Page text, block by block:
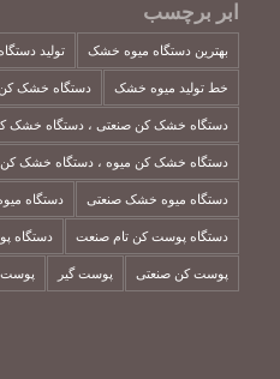
ابر برچسب
بهترین دستگاه میوه خشک تولید
خط تولید میوه خشک دستگاه خشک
دستگاه خشک کن صنعتی ، دستگاه خشک
دستگاه خشک کن میوه ، دستگاه خشک کن
دستگاه میوه خشک صنعتی دستگاه
دستگاه پوست کن تام صنعت دستگاه
پوست کن صنعتی پوست گیر پوست